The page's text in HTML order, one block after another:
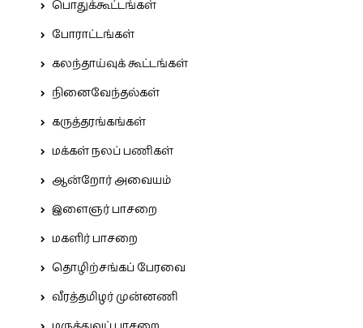
பொதுக்கூட்டங்கள்
போராட்டங்கள்
கலந்தாய்வுக் கூட்டங்கள்
நினைவேந்தல்கள்
கருத்தரங்கங்கள்
மக்கள் நலப் பணிகள்
ஆன்றோர் அவையம்
இளைஞர் பாசறை
மகளிர் பாசறை
தொழிற்சங்கப் பேரவை
வீரத்தமிழர் முன்னணி